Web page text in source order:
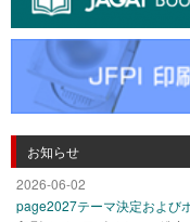
お知らせ
2026-06-02
page2027テーマ決定および